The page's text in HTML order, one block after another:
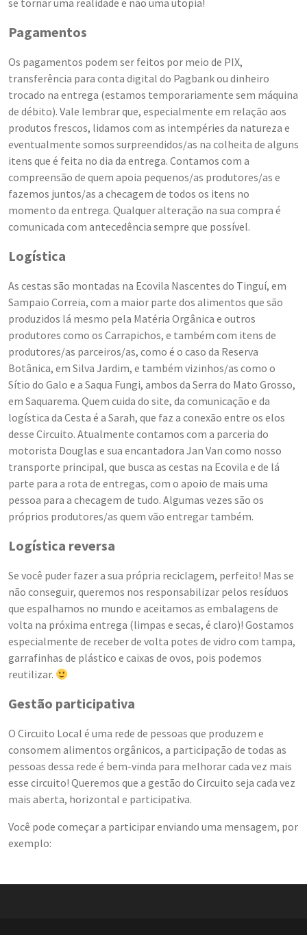
se tornar uma realidade e não uma utopia!
Pagamentos
Os pagamentos podem ser feitos por meio de PIX,
transferência para conta digital do Pagbank ou dinheiro
trocado na entrega (estamos temporariamente sem máquina
de débito). Vale lembrar que, especialmente em relação aos
produtos frescos, lidamos com as intempéries da natureza e
eventualmente somos surpreendidos/as na colheita de alguns
itens que é feita no dia da entrega. Contamos com a
compreensão de quem apoia pequenos/as produtores/as e
fazemos juntos/as a checagem de todos os itens no
momento da entrega. Qualquer alteração na sua compra é
comunicada com antecedência sempre que possível.
Logística
As cestas são montadas na Ecovila Nascentes do Tinguí, em
Sampaio Correia, com a maior parte dos alimentos que são
produzidos lá mesmo pela Matéria Orgânica e outros
produtores como os Carrapichos, e também com itens de
produtores/as parceiros/as, como é o caso da Reserva
Botânica, em Silva Jardim, e também vizinhos/as como o
Sítio do Galo e a Saqua Fungi, ambos da Serra do Mato Grosso,
em Saquarema. Quem cuida do site, da comunicação e da
logística da Cesta é a Sarah, que faz a conexão entre os elos
desse Circuito. Atualmente contamos com a parceria do
motorista Douglas e sua encantadora Jan Van como nosso
transporte principal, que busca as cestas na Ecovila e de lá
parte para a rota de entregas, com o apoio de mais uma
pessoa para a checagem de tudo. Algumas vezes são os
próprios produtores/as quem vão entregar também.
Logística reversa
Se você puder fazer a sua própria reciclagem, perfeito! Mas se
não conseguir, queremos nos responsabilizar pelos resíduos
que espalhamos no mundo e aceitamos as embalagens de
volta na próxima entrega (limpas e secas, é claro)! Gostamos
especialmente de receber de volta potes de vidro com tampa,
garrafinhas de plástico e caixas de ovos, pois podemos
reutilizar.
Gestão participativa
O Circuito Local é uma rede de pessoas que produzem e
consomem alimentos orgânicos, a participação de todas as
pessoas dessa rede é bem-vinda para melhorar cada vez mais
esse circuito! Queremos que a gestão do Circuito seja cada vez
mais aberta, horizontal e participativa.
Você pode começar a participar enviando uma mensagem, por
exemplo: